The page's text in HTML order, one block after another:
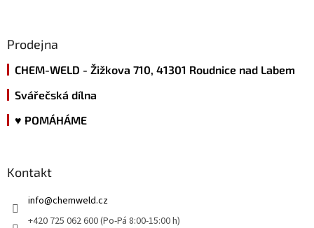
Prodejna
CHEM-WELD - Žižkova 710, 41301 Roudnice nad Labem
Svářečská dílna
♥ POMÁHÁME
Kontakt
info@chemweld.cz
+420 725 062 600 (Po-Pá 8:00-15:00 h)